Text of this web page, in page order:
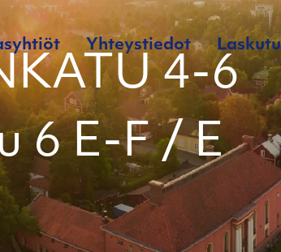
Yhteystiedot
4-6
6 E-F / E